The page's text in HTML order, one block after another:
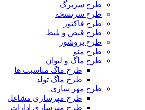
طرح سربرگ
طرح سرنسخه
طرح فاکتور
طرح قبض و بلیط
طرح بروشور
طرح منو
طرح ماگ و لیوان
طرح ماگ مناسبت ها
طرح ماگ تولد
طرح مهر سازی
طرح مهرسازی مشاغل
طرح مهرسازی ادارات